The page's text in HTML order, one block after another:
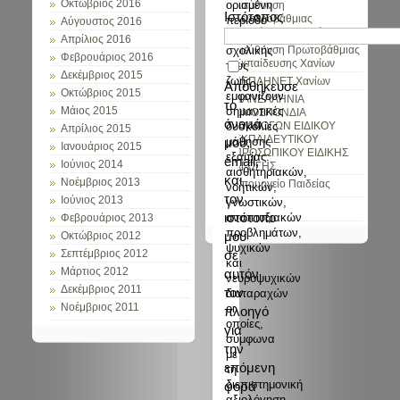
Οκτώβριος 2016
Αύγουστος 2016
Απρίλιος 2016
Φεβρουάριος 2016
Δεκέμβριος 2015
Οκτώβριος 2015
Μάιος 2015
Απρίλιος 2015
Ιανουάριος 2015
Ιούνιος 2014
Νοέμβριος 2013
Ιούνιος 2013
Φεβρουάριος 2013
Οκτώβριος 2012
Σεπτέμβριος 2012
Μάρτιος 2012
Δεκέμβριος 2011
Νοέμβριος 2011
Διεύθυνση
Δευτεροβάθμιας
Εκπαίδευσης Χανίων
Διεύθυνση Πρωτοβάθμιας
Εκπαίδευσης Χανίων
ΚΕΠΛΗΝΕΤ Χανίων
ΠΑΝΕΛΛΗΝΙΑ
ΟΜΟΣΠΟΝΔΙΑ
ΣΥΛΛΟΓΩΝ ΕΙΔΙΚΟΥ
ΕΚΠΑΙΔΕΥΤΙΚΟΥ
ΠΡΟΣΩΠΙΚΟΥ ΕΙΔΙΚΗΣ
ΑΓΩΓΗΣ
Υπουργείο Παιδείας
ορισμένη
περίοδο
σχολικής
τους
ζωής
εμφανίζουν
σημαντικές
δυσκολίες
μάθησης
εξαιτίας:
αισθητηριακών,
νοητικών,
γνωστικών,
αναπτυξιακών
προβλημάτων,
ψυχικών
και
νευροψυχικών
διαταραχών
οι
οποίες,
σύμφωνα
με
τη
διεπιστημονική
Ιστότοπος
Αποθήκευσε
το
όνομά
μου,
email,
και
τον
ιστότοπο
μου
σε
αυτόν
τον
πλοηγό
για
την
επόμενη
φορά